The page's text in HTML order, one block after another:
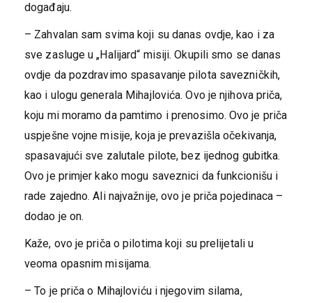
događaju.
– Zahvalan sam svima koji su danas ovdje, kao i za
sve zasluge u „Halijard“ misiji. Okupili smo se danas
ovdje da pozdravimo spasavanje pilota savezničkih,
kao i ulogu generala Mihajlovića. Ovo je njihova priča,
koju mi moramo da pamtimo i prenosimo. Ovo je priča
uspješne vojne misije, koja je prevazišla očekivanja,
spasavajući sve zalutale pilote, bez ijednog gubitka.
Ovo je primjer kako mogu saveznici da funkcionišu i
rade zajedno. Ali najvažnije, ovo je priča pojedinaca –
dodao je on.
Kaže, ovo je priča o pilotima koji su prelijetali u
veoma opasnim misijama.
– To je priča o Mihajloviću i njegovim silama,